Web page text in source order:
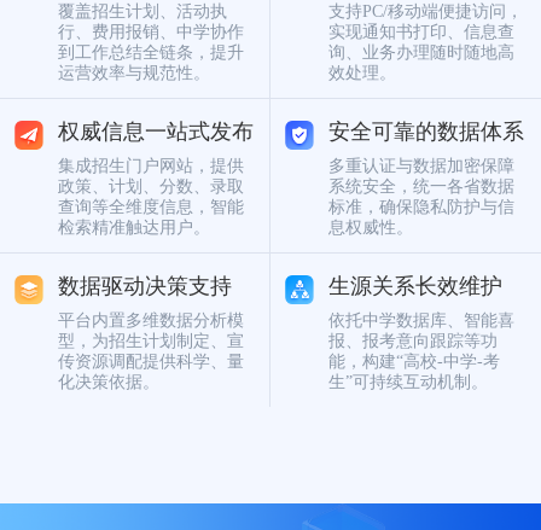
覆盖招生计划、活动执
行、费用报销、中学协作
到工作总结全链条，提升
运营效率与规范性。
支持PC/移动端便捷访问，
实现通知书打印、信息查
询、业务办理随时随地高
效处理。
权威信息一站式发布
集成招生门户网站，提供
政策、计划、分数、录取
查询等全维度信息，智能
检索精准触达用户。
安全可靠的数据体系
多重认证与数据加密保障
系统安全，统一各省数据
标准，确保隐私防护与信
息权威性。
数据驱动决策支持
平台内置多维数据分析模
型，为招生计划制定、宣
传资源调配提供科学、量
化决策依据。
生源关系长效维护
依托中学数据库、智能喜
报、报考意向跟踪等功
能，构建“高校‑中学‑考
生”可持续互动机制。